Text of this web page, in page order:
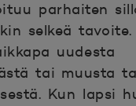
parhaiten
selkeä tavoite.
uudesta
tai muusta
Kun lapsi